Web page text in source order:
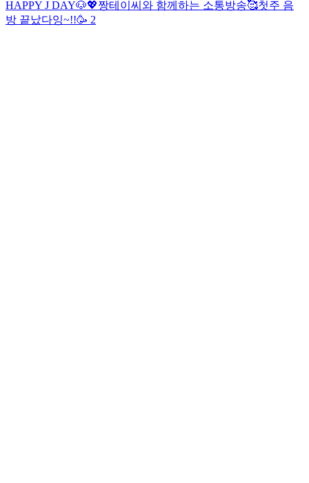
HAPPY J DAY🐶💖짱테이씨와 함께하는 소통방송🥰첫주 음
방 끝났다잉~!!🥳 2